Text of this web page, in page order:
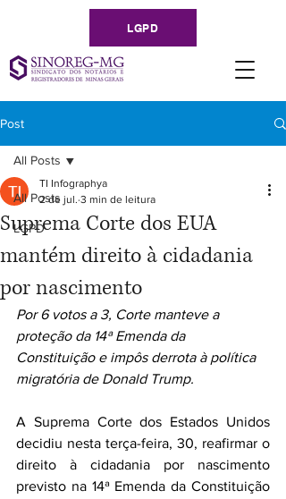
LGPD
Post
All Posts
LGPD
All Posts
Suprema Corte dos EUA
mantém direito à cidadania
por nascimento
TI Infographya
2 de jul. 3 min de leitura
Por 6 votos a 3, Corte manteve a
proteção da 14ª Emenda da
Constituição e impôs derrota à política
migratória de Donald Trump.
A Suprema Corte dos Estados Unidos
decidiu nesta terça-feira, 30, reafirmar o
direito à cidadania por nascimento
previsto na 14ª Emenda da Constituição